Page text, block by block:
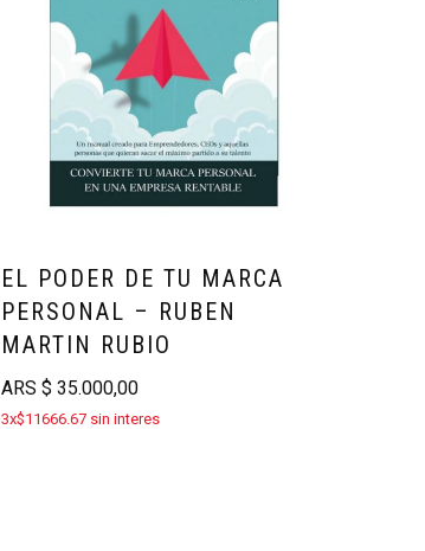
EL PODER DE TU MARCA
PERSONAL – RUBEN
MARTIN RUBIO
ARS$ 35.000,00
3x$11666.67 sin interes